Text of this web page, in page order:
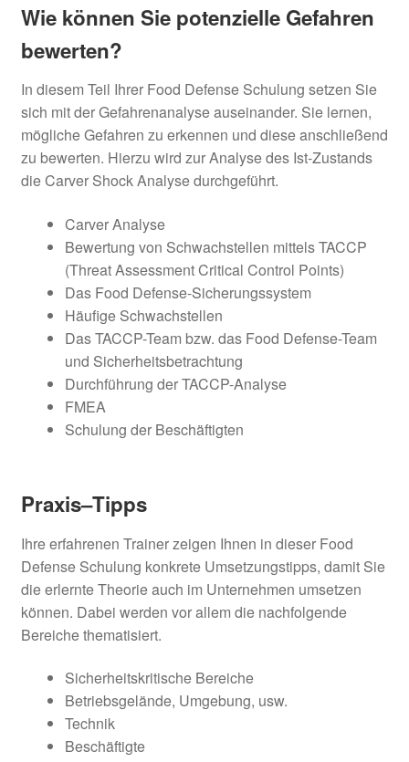
Wie können Sie potenzielle Gefahren
bewerten?
In diesem Teil Ihrer Food Defense Schulung setzen Sie
sich mit der Gefahrenanalyse auseinander. Sie lernen,
mögliche Gefahren zu erkennen und diese anschließend
zu bewerten. Hierzu wird zur Analyse des Ist-Zustands
die Carver Shock Analyse durchgeführt.
Carver Analyse
Bewertung von Schwachstellen mittels TACCP
(Threat Assessment Critical Control Points)
Das Food Defense-Sicherungssystem
Häufige Schwachstellen
Das TACCP-Team bzw. das Food Defense-Team
und Sicherheitsbetrachtung
Durchführung der TACCP-Analyse
FMEA
Schulung der Beschäftigten
Praxis–Tipps
Ihre erfahrenen Trainer zeigen Ihnen in dieser Food
Defense Schulung konkrete Umsetzungstipps, damit Sie
die erlernte Theorie auch im Unternehmen umsetzen
können. Dabei werden vor allem die nachfolgende
Bereiche thematisiert.
Sicherheitskritische Bereiche
Betriebsgelände, Umgebung, usw.
Technik
Beschäftigte